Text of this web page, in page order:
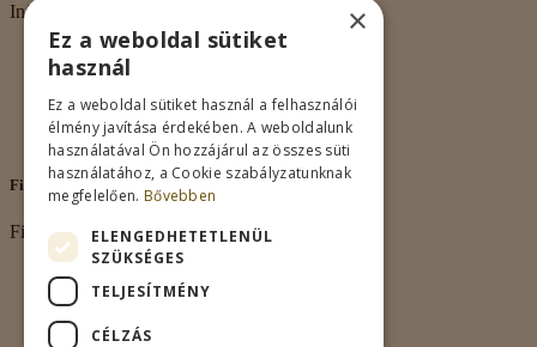
Információk
Rólunk
Adatkezelés
Vásárlási feltételek
Nagykereskedelem
Kapcsolat
Fiókom
Fiókom
Fiókom
Rendeléseim
×
Ez a weboldal sütiket
használ
Ez a weboldal sütiket használ a felhasználói
élmény javítása érdekében. A weboldalunk
használatával Ön hozzájárul az összes süti
használatához, a Cookie szabályzatunknak
megfelelően. Bővebben
ELENGEDHETETLENÜL
SZÜKSÉGES
TELJESÍTMÉNY
CÉLZÁS